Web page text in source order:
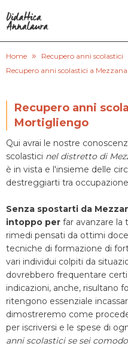
CORSI DI INGLESE
SCUOLE PRIVATE
SCUOLE SERALI
Home » Recupero anni scolastici
Recupero anni scolastici a
Recupero anni
Mortigliengo
Qui avrai le nostre
scolastici nel distretto di
è in vista e l'insieme delle
destreggiarti tra
Senza spostarti da
intoppo per far avanzare la
rimedi pensati da ottimi
tecniche di formazione di
vari individui colpiti da
dovrebbero frequentare
indicazioni, anche, risultano
ritengono essenziale
dimostreremo come
per iscriversi e le spese di
anni scolastici se sei